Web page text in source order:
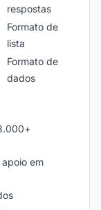
respostas
Formato de
lista
Formato de
dados
em